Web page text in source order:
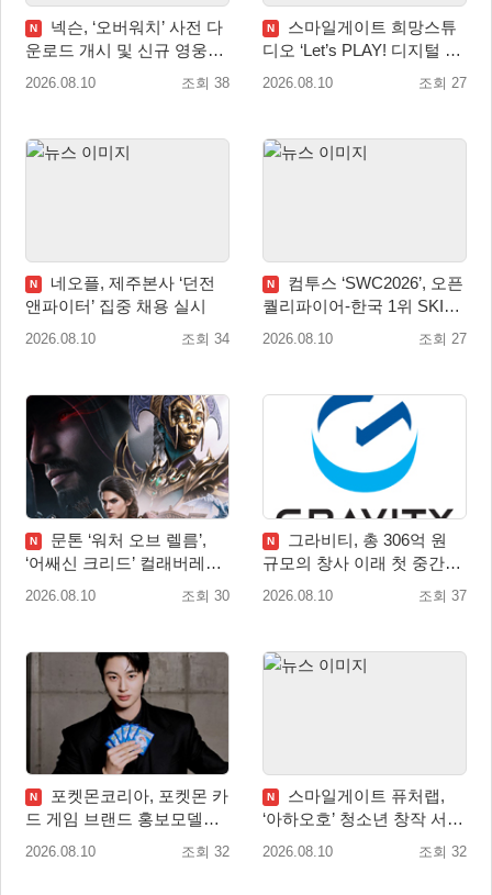
N
넥슨, ‘오버워치’ 사전 다
운로드 개시 및 신규 영웅
‘디몬(D.Mon)’ 공개!
2026.08.10 조회 38
N
스마일게이트 희망스튜
디오 ‘Let’s PLAY! 디지털 창
작 탐험대’ 참여 기관 및 멘
2026.08.10 조회 27
N
네오플, 제주본사 ‘던전
앤파이터’ 집중 채용 실시
2026.08.10 조회 34
N
컴투스 ‘SWC2026’, 오픈
퀄리파이어-한국 1위 SKIT
월드 파이널 진출!
2026.08.10 조회 27
N
문톤 ‘워처 오브 렐름’,
‘어쌔신 크리드’ 컬래버레이
션 8월 20일 실시
2026.08.10 조회 30
N
그라비티, 총 306억 원
규모의 창사 이래 첫 중간배
당 확정
2026.08.10 조회 37
N
포켓몬코리아, 포켓몬 카
드 게임 브랜드 홍보모델로
배우 변우석 선정!
2026.08.10 조회 32
N
스마일게이트 퓨처랩,
‘아하오호’ 청소년 창작 서포
터즈 ‘아크크’ 1기 발족
2026.08.10 조회 32